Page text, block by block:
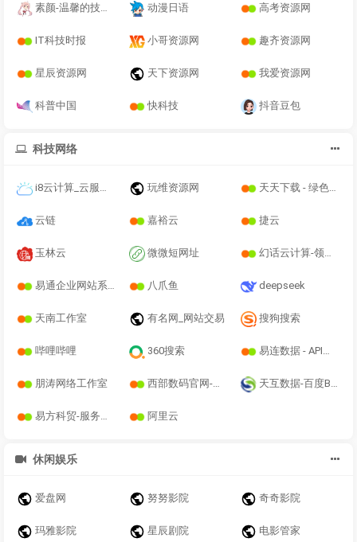
素颜-温馨的技术博客 动漫日语 高考资源网
IT科技时报 小哥资源网 趣齐资源网
星辰资源网 天下资源网 我爱资源网
科普中国 快科技 抖音豆包
科技网络
i8云计算_云服务器稳定，高性能，香港CN2独享云服务器 玩维资源网 天天下载 - 绿色精品软件应用分享平台
云链 嘉裕云 捷云
玉林云 微微短网址 幻话云计算-领先的企业级云计算服务提供商。
易通企业网站系统官网-CmsEasy-企业建站_网站管理系统_可视化编辑网站程序_响应式网站模板源码_网站建站系统_四平市九州易通科技有限公司 八爪鱼 deepseek
天南工作室 有名网_网站交易 搜狗搜索
哔哩哔哩 360搜索 易连数据 - API接口开放平台为企业提供分析接口车牌查车辆信息API
朋涛网络工作室 西部数码官网-云服务器-虚拟主机-域名注册23年知名云服务商！ 天互数据-百度BGP高防机房与云服务器租用托管服务中心！
易方科贸-服务器托管服务器租用VPS虚拟主机域名注册云主机提供商 阿里云
休闲娱乐
爱盘网 努努影院 奇奇影院
玛雅影院 星辰剧院 电影管家